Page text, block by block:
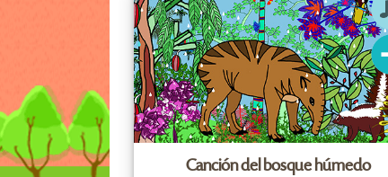
Canción del bosque húmedo